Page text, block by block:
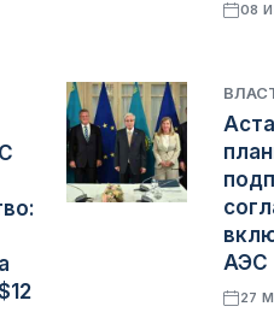
08
АЭС
27